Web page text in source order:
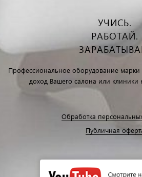
УЧИСЬ.
РАБОТАЙ.
Профессиональное оборудование марки
доход Вашего салона или
Обработка
Публичная